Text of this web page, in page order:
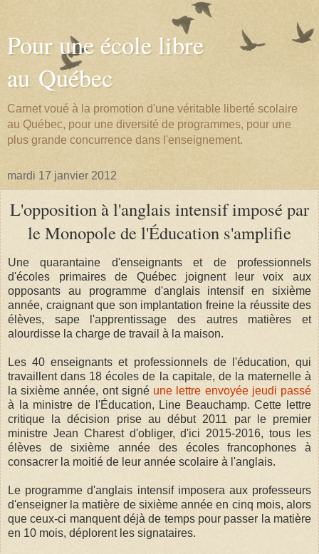
Pour une école libre
au Québec
Carnet voué à la promotion d'une véritable liberté scolaire
au Québec, pour une diversité de programmes, pour une
plus grande concurrence dans l'enseignement.
mardi 17 janvier 2012
L'opposition à l'anglais intensif imposé par
le Monopole de l'Éducation s'amplifie
Une quarantaine d'enseignants et de professionnels
d'écoles primaires de Québec joignent leur voix aux
opposants au programme d'anglais intensif en sixième
année, craignant que son implantation freine la réussite des
élèves, sape l'apprentissage des autres matières et
alourdisse la charge de travail à la maison.
Les 40 enseignants et professionnels de l'éducation, qui
travaillent dans 18 écoles de la capitale, de la maternelle à
la sixième année, ont signé une lettre envoyée jeudi passé
à la ministre de l'Éducation, Line Beauchamp. Cette lettre
critique la décision prise au début 2011 par le premier
ministre Jean Charest d'obliger, d'ici 2015-2016, tous les
élèves de sixième année des écoles francophones à
consacrer la moitié de leur année scolaire à l'anglais.
Le programme d'anglais intensif imposera aux professeurs
d'enseigner la matière de sixième année en cinq mois, alors
que ceux-ci manquent déjà de temps pour passer la matière
en 10 mois, déplorent les signataires.